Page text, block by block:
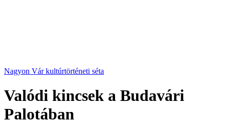
Nagyon Vár kultúrtörténeti séta
Valódi kincsek a Budavári
Palotában